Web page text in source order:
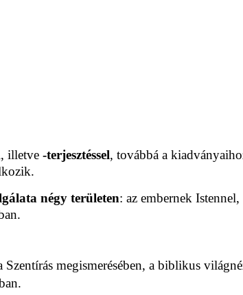
illetve -terjesztéssel, továbbá a
négy területen: az embernek
megismerésében, a biblikus